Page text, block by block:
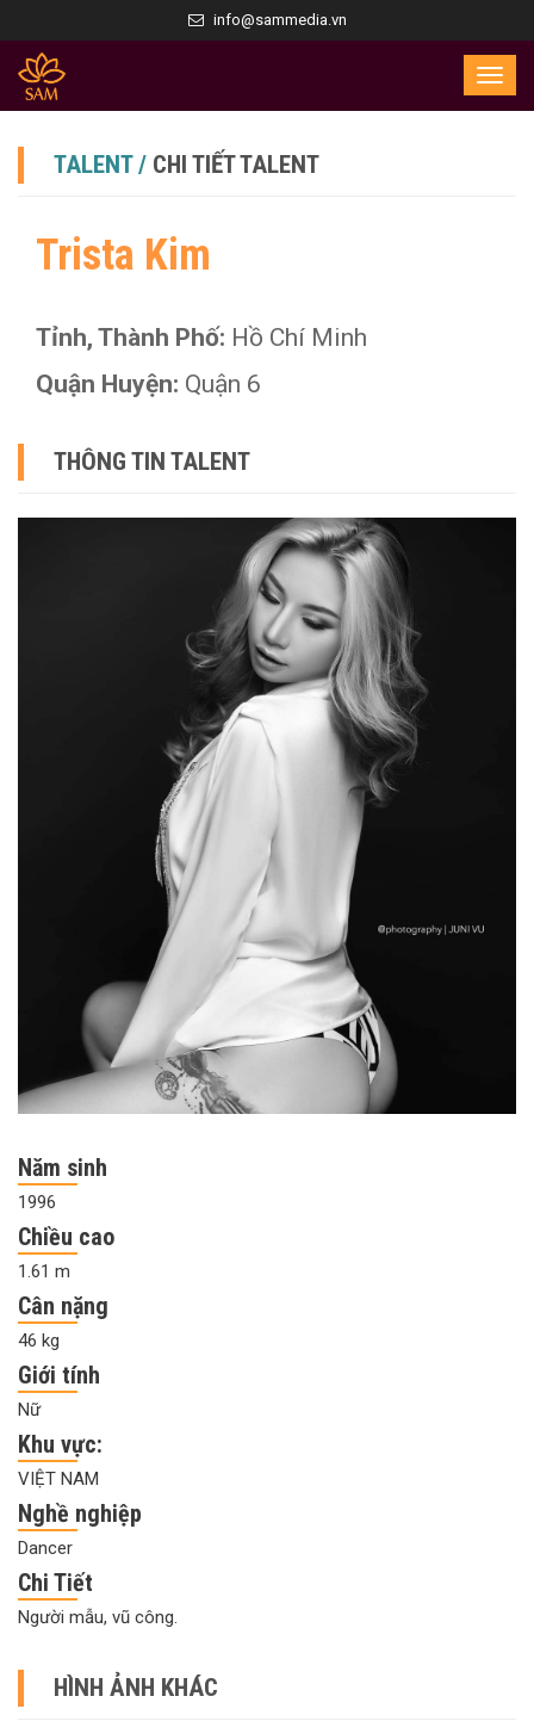
info@sammedia.vn
TALENT / CHI TIẾT TALENT
Trista Kim
Tỉnh, Thành Phố: Hồ Chí Minh
Quận Huyện: Quận 6
THÔNG TIN TALENT
Năm sinh
1996
Chiều cao
1.61 m
Cân nặng
46 kg
Giới tính
Nữ
Khu vực:
VIỆT NAM
Nghề nghiệp
Dancer
Chi Tiết
Người mẫu, vũ công.
HÌNH ẢNH KHÁC